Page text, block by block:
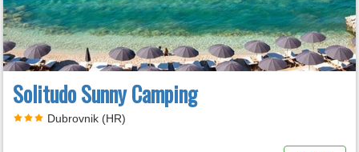
Solitudo Sunny Camping
Dubrovnik (HR)